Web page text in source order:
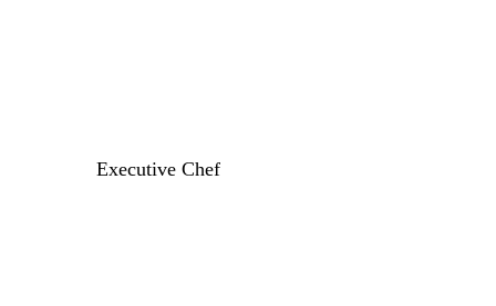
Executive Chef